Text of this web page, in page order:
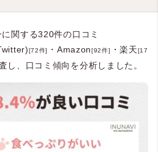
関する320件の口コミ
[72件] ・Amazon[92件] ・楽天[17
し、口コミ傾向を分析しました。